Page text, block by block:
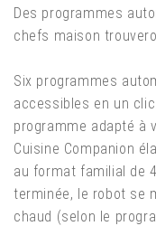
Des programmes
chefs maison
Six programmes
accessibles en un
programme adapté à
Cuisine Companion
au format familial de
terminée, le robot se
chaud (selon le